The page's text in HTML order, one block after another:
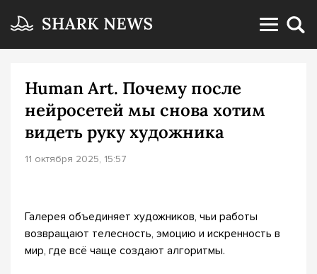
Human Art. Почему после
нейросетей мы снова хотим
видеть руку художника
11 октября 2025, 15:57
Галерея объединяет художников, чьи работы
возвращают телесность, эмоцию и искренность в
мир, где всё чаще создают алгоритмы.